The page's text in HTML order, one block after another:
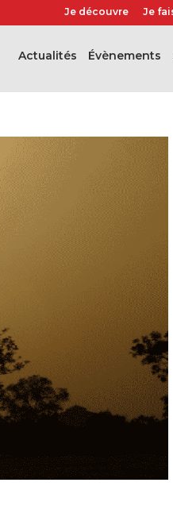
Je découvre Je
Actualités évènements